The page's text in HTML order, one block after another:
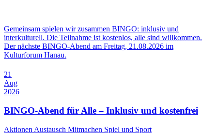
Gemeinsam spielen wir zusammen BINGO: inklusiv und
interkulturell. Die Teilnahme ist kostenlos, alle sind willkommen.
Der nächste BINGO-Abend am Freitag, 21.08.2026 im
Kulturforum Hanau.
21
Aug
2026
BINGO-Abend für Alle – Inklusiv und kostenfrei
Aktionen Austausch Mitmachen Spiel und Sport